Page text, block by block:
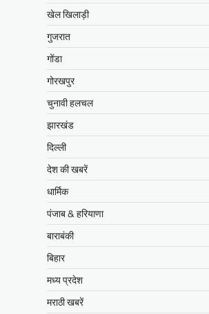
खेल खिलाड़ी
गुजरात
गोंडा
गोरखपुर
चुनावी हलचल
झारखंड
दिल्ली
देश की खबरें
धार्मिक
पंजाब & हरियाणा
बाराबंकी
बिहार
मध्य प्रदेश
मराठी खबरें